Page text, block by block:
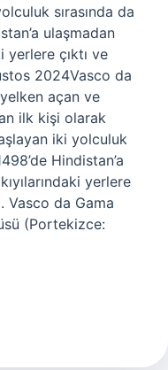
sırasında da
ulaşmadan
yerlere çıktı ve
2024Vasco da
yelken açan ve
ilk kişi olarak
iki yolculuk
Hindistan’a
yerlere
Vasco da Gama
(Portekizce: